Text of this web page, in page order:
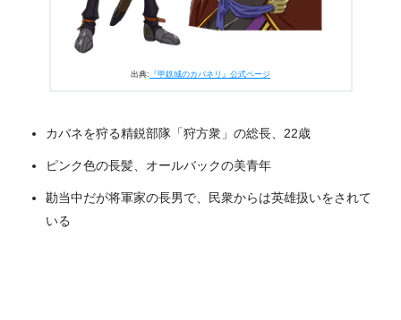
出典: 『甲鉄城のカバネリ』公式ページ
カバネを狩る精鋭部隊「狩方衆」の総長、22歳
ピンク色の長髪、オールバックの美青年
勘当中だが将軍家の長男で、民衆からは英雄扱いをされて
いる